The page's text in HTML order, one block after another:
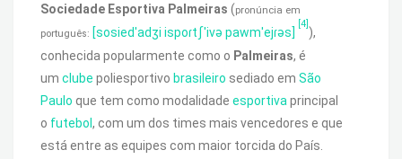
Sociedade Esportiva Palmeiras (pronúncia em
português: [sosiedˈadʒi ispoɾtʃˈivə pawmˈejɾəs]
[4]
),
conhecida popularmente como o Palmeiras, é
um clube poliesportivo brasileiro sediado em São
Paulo que tem como modalidade esportiva principal
o futebol , com um dos times mais vencedores e que
está entre as equipes com maior torcida do País.